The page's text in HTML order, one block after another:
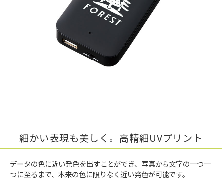
細かい表現も美しく。高精細UVプリント
データの色に近い発色を出すことができ、写真から文字の一つ一
つに至るまで、本来の色に限りなく近い発色が可能です。